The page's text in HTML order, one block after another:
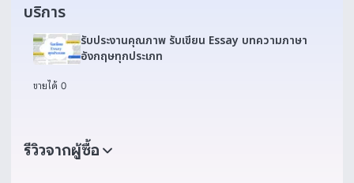
บริการ
รับประงานคุณภาพ รับเขียน Essay บทความภาษา
อังกฤษทุกประเภท
ขายได้ 0
รีวิวจากผู้ซื้อ